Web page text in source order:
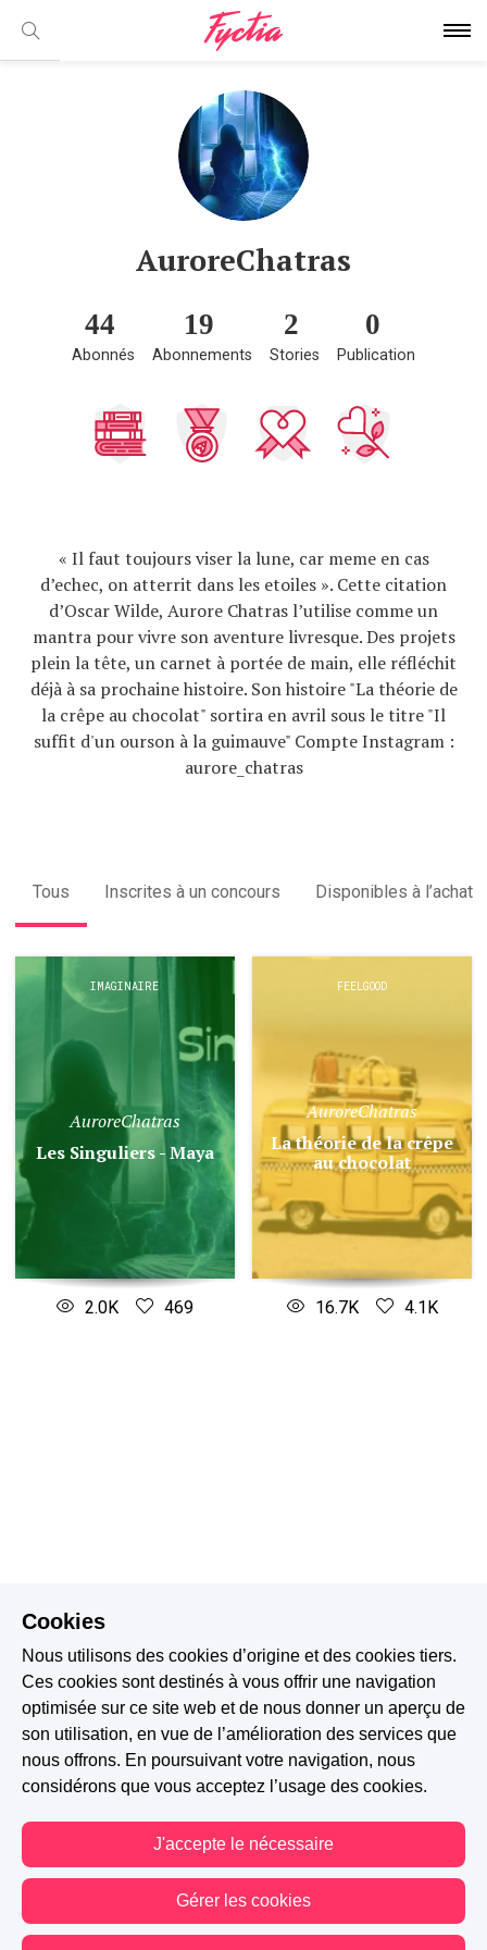
AuroreChatras
44
Abonnés
19
Abonnements
2
Stories
0
Publication
« Il faut toujours viser la lune, car meme en cas
d’echec, on atterrit dans les etoiles ». Cette citation
d’Oscar Wilde, Aurore Chatras l’utilise comme un
mantra pour vivre son aventure livresque. Des projets
plein la tête, un carnet à portée de main, elle réfléchit
déjà à sa prochaine histoire. Son histoire "La théorie de
la crêpe au chocolat" sortira en avril sous le titre "Il
suffit d'un ourson à la guimauve" Compte Instagram :
aurore_chatras
Tous Inscrites à un concours Disponibles à l’achat
IMAGINAIRE
AuroreChatras
Les Singuliers - Maya
2.0K 469
FEELGOOD
AuroreChatras
La théorie de la crêpe
au chocolat
16.7K 4.1K
Cookies
Nous utilisons des cookies d’origine et des cookies tiers.
Ces cookies sont destinés à vous offrir une navigation
optimisée sur ce site web et de nous donner un aperçu de
son utilisation, en vue de l’amélioration des services que
nous offrons. En poursuivant votre navigation, nous
considérons que vous acceptez l’usage des cookies.
J'accepte le nécessaire
Gérer les cookies